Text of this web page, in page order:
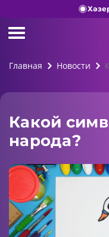
Главная Новости
Какой
народа?